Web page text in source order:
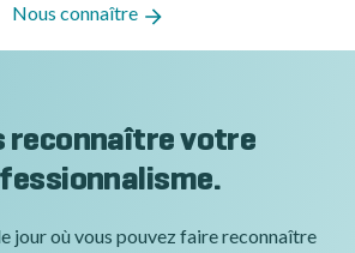
Nous connaître
reconnaître votre
jour où vous pouvez faire reconnaître